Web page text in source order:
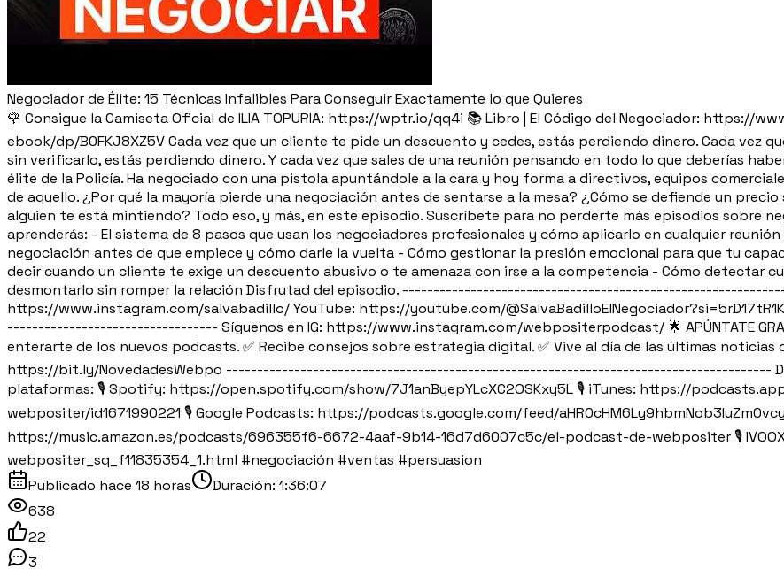
Negociador de Élite: 15 Técnicas Infalibles Para Conseguir Exactamente lo que Quieres
🌹 Consigue la Camiseta Oficial de ILIA TOPURIA: https://wptr.io/qq4i 📚 Libro | El Código del Negociador: https://
ebook/dp/B0FKJ8XZ5V Cada vez que un cliente te pide un descuento y cedes, estás perdiendo dinero. Cada vez
sin verificarlo, estás perdiendo dinero. Y cada vez que sales de una reunión pensando en todo lo que deberías
élite de la Policía. Ha negociado con una pistola apuntándole a la cara y hoy forma a directivos, equipos
de aquello. ¿Por qué la mayoría pierde una negociación antes de sentarse a la mesa? ¿Cómo se defiende un
alguien te está mintiendo? Todo eso, y más, en este episodio. Suscríbete para no perderte más episodios sobre
aprenderás: - El sistema de 8 pasos que usan los negociadores profesionales y cómo aplicarlo en cualquier
negociación antes de que empiece y cómo darle la vuelta - Cómo gestionar la presión emocional para que tu
decir cuando un cliente te exige un descuento abusivo o te amenaza con irse a la competencia - Cómo detectar
desmontarlo sin romper la relación Disfrutad del episodio.
https://www.instagram.com/salvabadillo/ YouTube: https://youtube.com/
---------------------------------- Síguenos en IG: https://www.instagram.com/webpositerpodcast/ 🌟 APÚNTATE GRATIS
enterarte de los nuevos podcasts. ✅ Recibe consejos sobre estrategia digital. ✅ Vive al día de las últimas noticias
https://bit.ly/NovedadesWebpo ----------------------------------------------------------------------------------------
plataformas: 🎙️ Spotify: https://open.spotify.com/show/7J1anByepYLcXC2OSKxy5L 🎙️ iTunes: https://
webpositer/id1671990221 🎙️ Google Podcasts: https://podcasts.google.com/feed/
https://music.amazon.es/podcasts/696355f6-6672-4aaf-9b14-16d7d6007c5c/el-podcast-de-webpositer 🎙️
webpositer_sq_f11835354_1.html #negociación #ventas #persuasion
Publicado hace 18 horas Duración: 1:36:07
638
22
3